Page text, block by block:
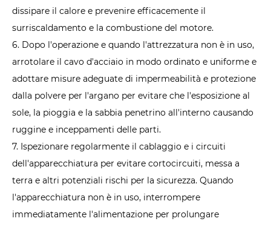
dissipare il calore e prevenire efficacemente il
surriscaldamento e la combustione del motore.
6. Dopo l'operazione e quando l'attrezzatura non è in uso,
arrotolare il cavo d'acciaio in modo ordinato e uniforme e
adottare misure adeguate di impermeabilità e protezione
dalla polvere per l'argano per evitare che l'esposizione al
sole, la pioggia e la sabbia penetrino all'interno causando
ruggine e inceppamenti delle parti.
7. Ispezionare regolarmente il cablaggio e i circuiti
dell'apparecchiatura per evitare cortocircuiti, messa a
terra e altri potenziali rischi per la sicurezza. Quando
l'apparecchiatura non è in uso, interrompere
immediatamente l'alimentazione per prolungare